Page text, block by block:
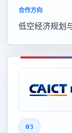
合作方向
低空经济规划
03